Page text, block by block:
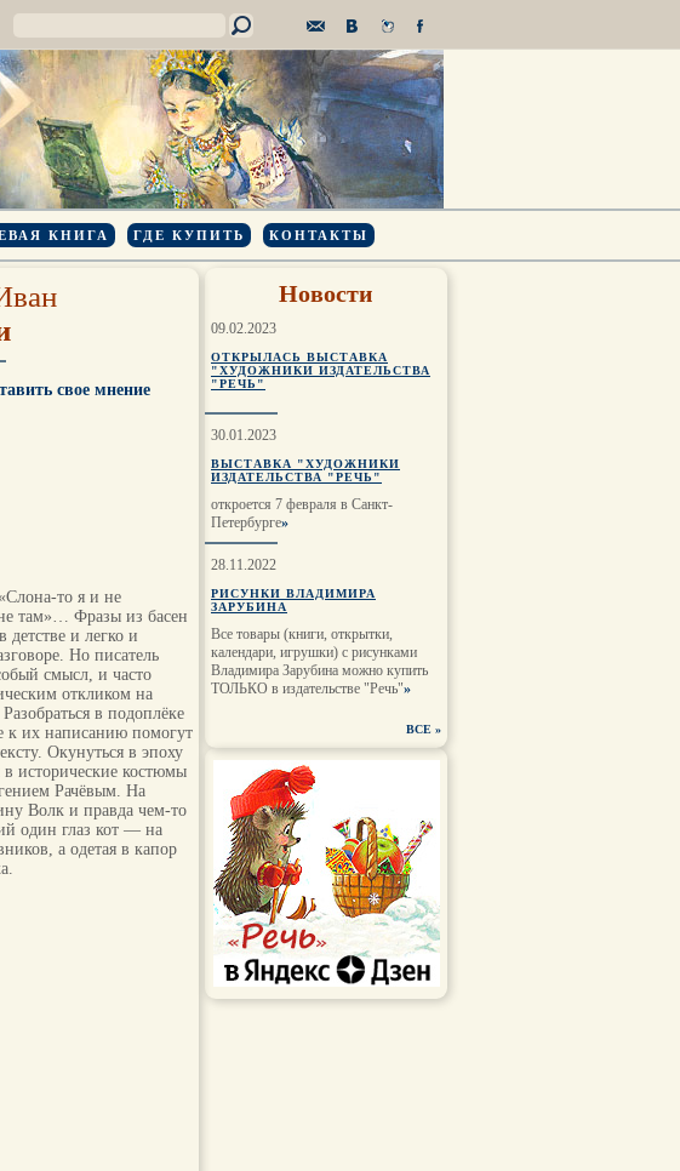
КНИГА ГДЕ КУПИТЬ КОНТАКТЫ
свое мнение
то я и не
там»… Фразы из басен
и легко и
Но писатель
смысл, и часто
откликом на
в подоплёке
к их написанию помогут
Окунуться в эпоху
исторические костюмы
Рачёвым. На
Волк и правда чем-то
один глаз кот — на
а одетая в капор
Новости
09.02.2023
ОТКРЫЛАСЬ ВЫСТАВКА
"ХУДОЖНИКИ ИЗДАТЕЛЬСТВА
"РЕЧЬ"
30.01.2023
ВЫСТАВКА "ХУДОЖНИКИ
ИЗДАТЕЛЬСТВА "РЕЧЬ"
откроется 7 февраля в Санкт-
Петербурге»
28.11.2022
РИСУНКИ ВЛАДИМИРА
ЗАРУБИНА
Все товары (книги, открытки,
календари, игрушки) с рисунками
Владимира Зарубина можно купить
ТОЛЬКО в издательстве "Речь"»
ВСЕ »